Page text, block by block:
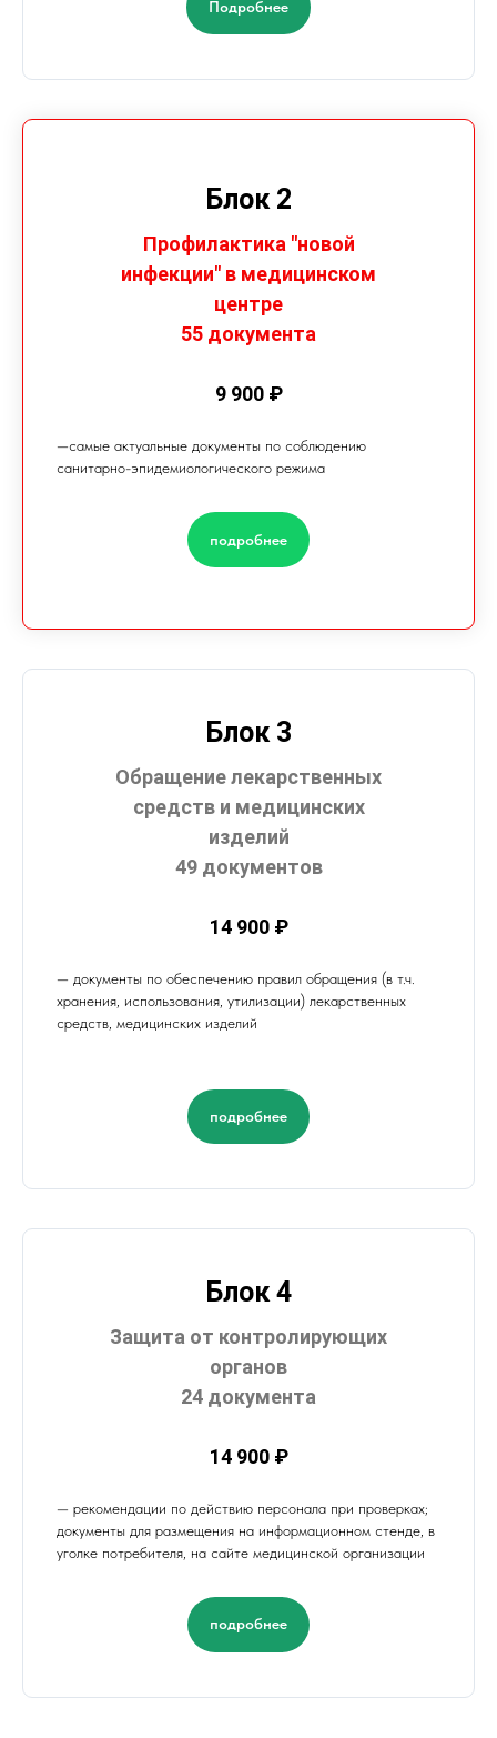
Подробнее
Блок 2
Профилактика "новой
инфекции" в медицинском
центре
55 документа
9 900 ₽
—самые актуальные документы по соблюдению
санитарно-эпидемиологического режима
подробнее
Блок 3
Обращение лекарственных
средств и медицинских
изделий
49 документов
14 900 ₽
— документы по обеспечению правил обращения (в т.ч.
хранения, использования, утилизации) лекарственных
средств, медицинских изделий
подробнее
Блок 4
Защита от контролирующих
органов
24 документа
14 900 ₽
— рекомендации по действию персонала при проверках;
документы для размещения на информационном стенде, в
уголке потребителя, на сайте медицинской организации
подробнее